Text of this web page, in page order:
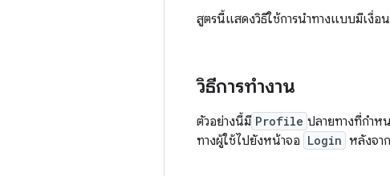
สูตรนี้แสดงวิธีใช้การนำทางแบบมีเงื่อ
วิธีการทำงาน
ตัวอย่างนี้มี Profile ปลายทางที่กำห
ทางผู้ใช้ไปยังหน้าจอ Login หลังจา